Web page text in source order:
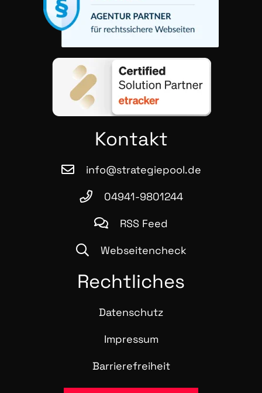
Kon­takt
info@strategiepool.de
04941-9801244
RSS Feed
Webseitencheck
Recht­li­ches
Daten­schutz
Impres­sum
Bar­rie­re­frei­heit